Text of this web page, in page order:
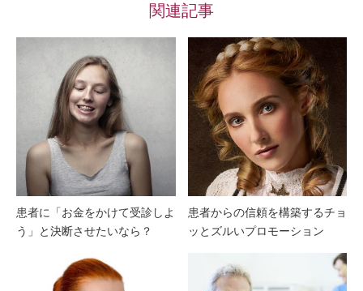
関連記事
患者に「お金をかけて受診しよ
う」と決断させたいなら？
患者からの信頼を構築するチョ
ッとズルいプロモーション